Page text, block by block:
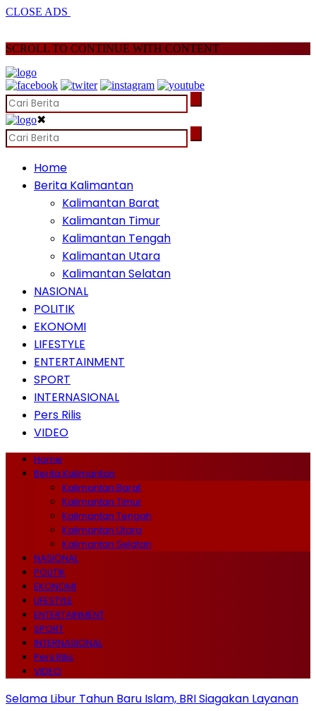
CLOSE ADS
SCROLL TO CONTINUE WITH CONTENT
✖
Home
Berita Kalimantan
Kalimantan Barat
Kalimantan Timur
Kalimantan Tengah
Kalimantan Utara
Kalimantan Selatan
NASIONAL
POLITIK
EKONOMI
LIFESTYLE
ENTERTAINMENT
SPORT
INTERNASIONAL
Pers Rilis
VIDEO
Home
Berita Kalimantan
Kalimantan Barat
Kalimantan Timur
Kalimantan Tengah
Kalimantan Utara
Kalimantan Selatan
NASIONAL
POLITIK
EKONOMI
LIFESTYLE
ENTERTAINMENT
SPORT
INTERNASIONAL
Pers Rilis
VIDEO
Selama Libur Tahun Baru Islam, BRI Siagakan Layanan